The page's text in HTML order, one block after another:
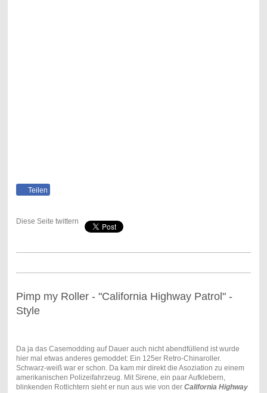
Teilen
Diese Seite twittern
Pimp my Roller - "California Highway Patrol" -
Style
Da ja das Casemodding auf Dauer auch nicht abendfüllend ist wurde
hier mal etwas anderes gemoddet: Ein 125er Retro-Chinaroller.
Schwarz-weiß war er schon. Da kam mir direkt die Asoziation zu einem
amerikanischen Polizeifahrzeug. Mit Sirene, ein paar Aufklebern,
blinkenden Rotlichtern sieht er nun aus wie von der California Highway